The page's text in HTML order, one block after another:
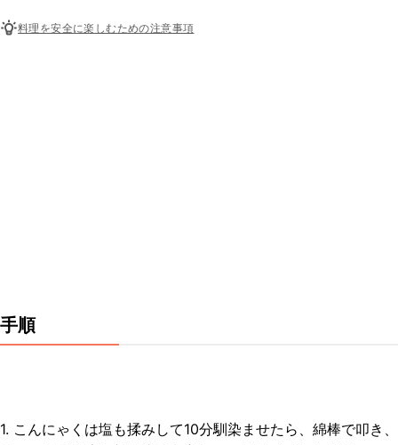
料理を安全に楽しむための注意事項
手順
1. こんにゃくは塩も揉みして10分馴染ませたら、綿棒で叩き、